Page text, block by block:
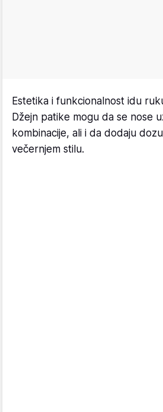
Estetika i funkcionalnost idu
Džejn patike mogu da se nose
kombinacije, ali i da dodaju
večernjem stilu.